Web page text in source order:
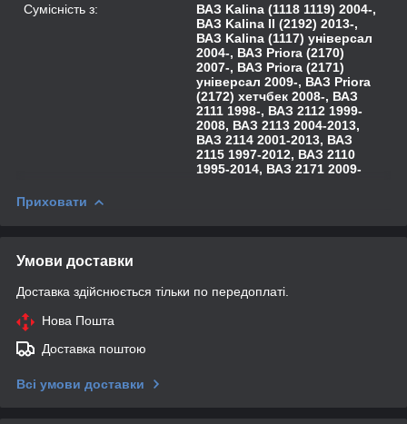
Сумісність з:
ВАЗ Kalina (1118 1119) 2004-,
ВАЗ Kalina II (2192) 2013-,
ВАЗ Kalina (1117) універсал
2004-, ВАЗ Priora (2170)
2007-, ВАЗ Priora (2171)
універсал 2009-, ВАЗ Priora
(2172) хетчбек 2008-, ВАЗ
2111 1998-, ВАЗ 2112 1999-
2008, ВАЗ 2113 2004-2013,
ВАЗ 2114 2001-2013, ВАЗ
2115 1997-2012, ВАЗ 2110
1995-2014, ВАЗ 2171 2009-
Приховати
Умови доставки
Доставка здійснюється тільки по передоплаті.
Нова Пошта
Доставка поштою
Всі умови доставки